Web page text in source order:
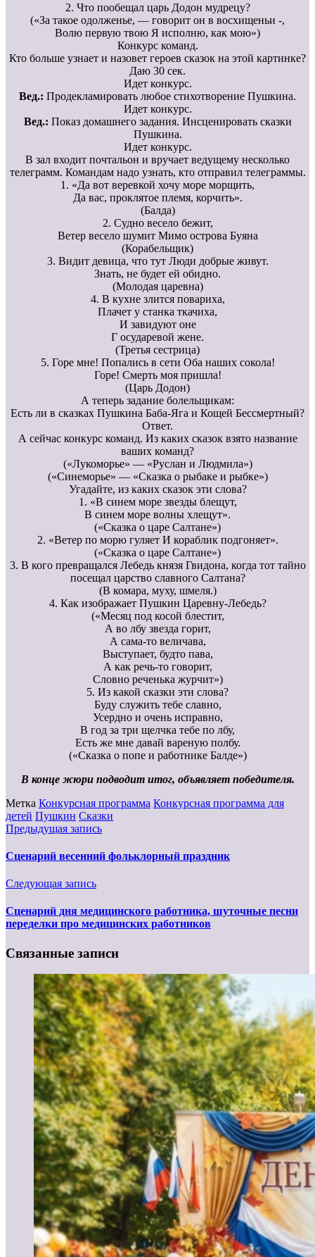
2. Что пообещал царь Додон мудрецу?
(«За такое одолженье, — говорит он в восхищеньи -,
Волю первую твою Я исполню, как мою»)
Конкурс команд.
Кто больше узнает и назовет героев сказок на этой картинке?
Даю 30 сек.
Идет конкурс.
Вед.: Продекламировать любое стихотворение Пушкина.
Идет конкурс.
Вед.: Показ домашнего задания. Инсценировать сказки
Пушкина.
Идет конкурс.
В зал входит почтальон и вручает ведущему несколько
телеграмм. Командам надо узнать, кто отправил телеграммы.
1. «Да вот веревкой хочу море морщить,
Да вас, проклятое племя, корчить».
(Балда)
2. Судно весело бежит,
Ветер весело шумит Мимо острова Буяна
(Корабельщик)
3. Видит девица, что тут Люди добрые живут.
Знать, не будет ей обидно.
(Молодая царевна)
4. В кухне злится повариха,
Плачет у станка ткачиха,
И завидуют оне
Г осударевой жене.
(Третья сестрица)
5. Горе мне! Попались в сети Оба наших сокола!
Горе! Смерть моя пришла!
(Царь Додон)
А теперь задание болельщикам:
Есть ли в сказках Пушкина Баба-Яга и Кощей Бессмертный?
Ответ.
А сейчас конкурс команд. Из каких сказок взято название
ваших команд?
(«Лукоморье» — «Руслан и Людмила»)
(«Синеморье» — «Сказка о рыбаке и рыбке»)
Угадайте, из каких сказок эти слова?
1. «В синем море звезды блещут,
В синем море волны хлещут».
(«Сказка о царе Салтане»)
2. «Ветер по морю гуляет И кораблик подгоняет».
(«Сказка о царе Салтане»)
3. В кого превращался Лебедь князя Гвидона, когда тот тайно
посещал царство славного Салтана?
(В комара, муху, шмеля.)
4. Как изображает Пушкин Царевну-Лебедь?
(«Месяц под косой блестит,
А во лбу звезда горит,
А сама-то величава,
Выступает, будто пава,
А как речь-то говорит,
Словно реченька журчит»)
5. Из какой сказки эти слова?
Буду служить тебе славно,
Усердно и очень исправно,
В год за три щелчка тебе по лбу,
Есть же мне давай вареную полбу.
(«Сказка о попе и работнике Балде»)
В конце жюри подводит итог, объявляет победителя.
Метка Конкурсная программа Конкурсная программа для
детей Пушкин Сказки
Предыдущая запись
Сценарий весенний фольклорный праздник
Следующая запись
Сценарий дня медицинского работника, шуточные песни
переделки про медицинских работников
Связанные записи